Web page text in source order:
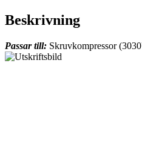
Beskrivning
Passar till: Skruvkompressor